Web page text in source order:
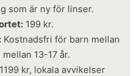
som är ny för linser.
199 kr.
Kostnadsfri för barn mellan
13-17 år.
kr, lokala avvikelser